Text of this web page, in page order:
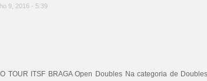
9, 2016 - 5:39
ITSF BRAGA Open Doubles Na categoria de